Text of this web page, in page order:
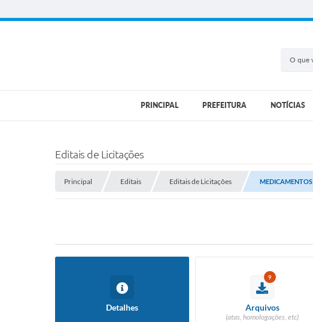
PRINCIPAL PREFEITURA NOTÍCIAS
Editais de Licitações
Principal Editais Editais de Licitações MEDICAMENTOS
Detalhes
9
Arquivos
(atas, homologações, etc)